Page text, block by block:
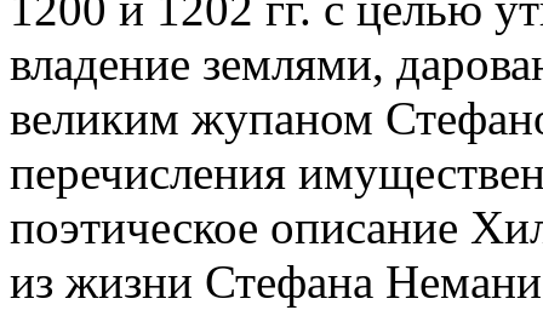
владение землями,
великим жупаном
перечисления
поэтическое описание
из жизни Стефана